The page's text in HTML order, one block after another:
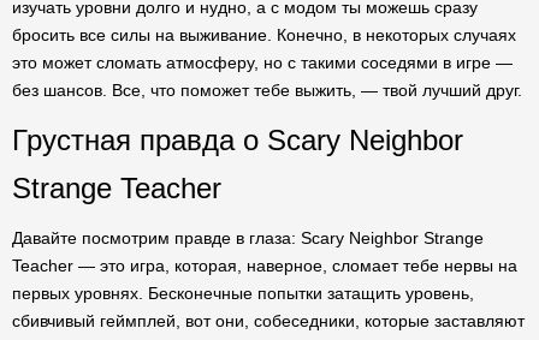
изучать уровни долго и нудно, а с модом ты можешь сразу
бросить все силы на выживание. Конечно, в некоторых случаях
это может сломать атмосферу, но с такими соседями в игре —
без шансов. Все, что поможет тебе выжить, — твой лучший друг.
Грустная правда о Scary Neighbor
Strange Teacher
Давайте посмотрим правде в глаза: Scary Neighbor Strange
Teacher — это игра, которая, наверное, сломает тебе нервы на
первых уровнях. Бесконечные попытки затащить уровень,
сбивчивый геймплей, вот они, собеседники, которые заставляют